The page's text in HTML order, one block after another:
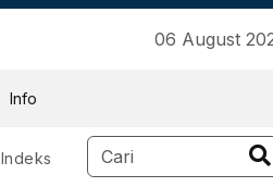
06 August
Info
Indeks